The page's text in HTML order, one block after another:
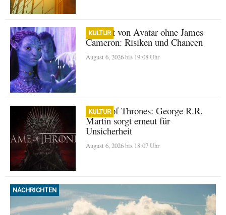
KULTUR
Zukunft von Avatar ohne James
Cameron: Risiken und Chancen
August 6, 2026 bis 19:08 Uhr
KULTUR
Game of Thrones: George R.R.
Martin sorgt erneut für
Unsicherheit
August 6, 2026 bis 18:07 Uhr
NACHRICHTEN